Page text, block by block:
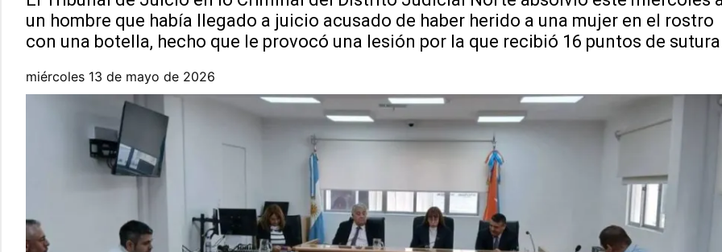
un hombre que había llegado a juicio acusado de haber herido a una mujer en el rostro
con una botella, hecho que le provocó una lesión por la que recibió 16 puntos de
miércoles 13 de mayo de 2026